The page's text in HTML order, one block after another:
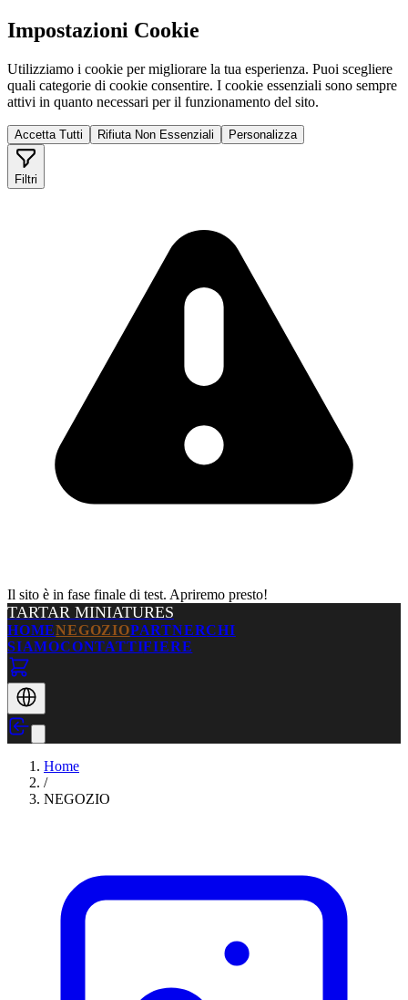
Impostazioni Cookie
Utilizziamo i cookie per migliorare la tua esperienza. Puoi scegliere
quali categorie di cookie consentire. I cookie essenziali sono sempre
attivi in quanto necessari per il funzionamento del sito.
Accetta Tutti Rifiuta Non Essenziali Personalizza
Filtri
Il sito è in fase finale di test. Apriremo presto!
TARTAR MINIATURES
HOMENEGOZIOPARTNERCHI
SIAMOCONTATTIFIERE
Home
/
NEGOZIO